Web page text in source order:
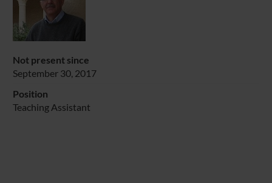
Not present since
September 30, 2017
Position
Teaching Assistant